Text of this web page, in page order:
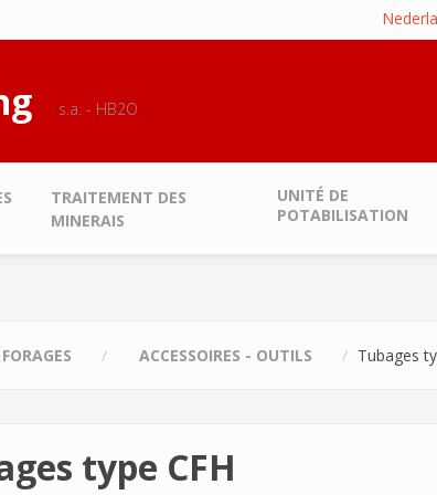
s.a. - HB2O
TRAITEMENT DES
MINERAIS
UNITÉ DE
POTABILISATION
FORAGES ACCESSOIRES - OUTILS Tubages
type CFH